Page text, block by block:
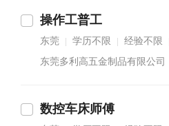
操作工普工
东莞 学历不限 经验不限
东莞多利高五金制品有限公司
数控车床师傅